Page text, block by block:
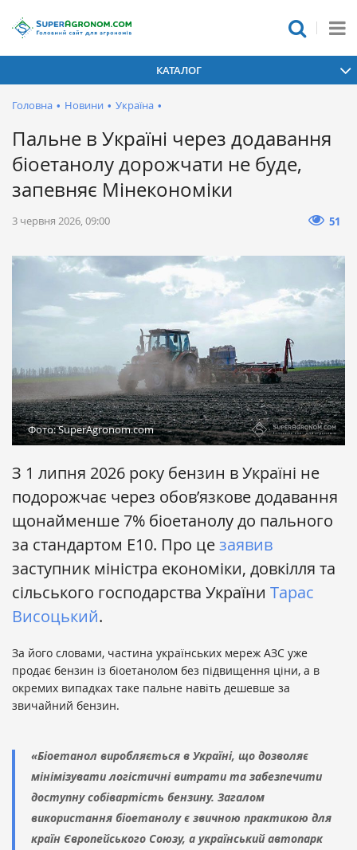
КАТАЛОГ
Головна • Новини • Україна •
Пальне в Україні через додавання
біоетанолу дорожчати не буде,
запевняє Мінекономіки
3 червня 2026, 09:00 51
Фото: SuperAgronom.com
З 1 липня 2026 року бензин в Україні не
подорожчає через обов’язкове додавання
щонайменше 7% біоетанолу до пального
за стандартом Е10. Про цезаявив
заступник міністра економіки, довкілля та
сільського господарства України Тарас
Висоцький.
За його словами, частина українських мереж АЗС уже
продає бензин із біоетанолом без підвищення ціни, а в
окремих випадках таке пальне навіть дешевше за
звичайний бензин.
«Біоетанол виробляється в Україні, що дозволяє
мінімізувати логістичні витрати та забезпечити
доступну собівартість бензину. Загалом
використання біоетанолу є звичною практикою для
країн Європейського Союзу, а український автопарк